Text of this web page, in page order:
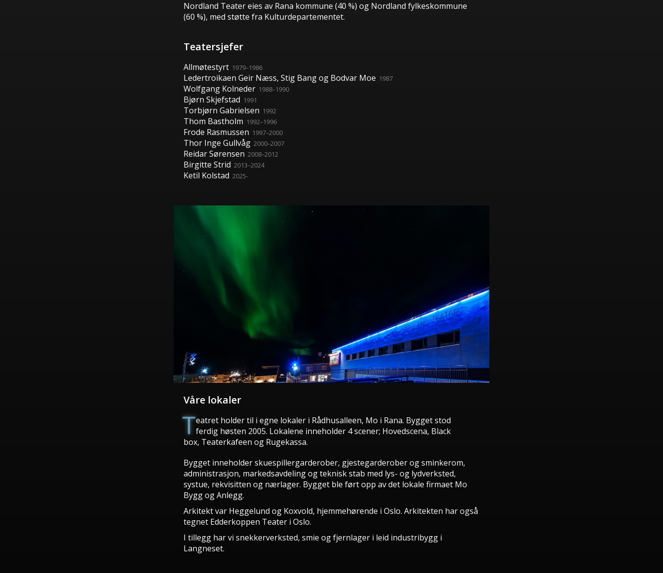
Nordland Teater eies av Rana kommune (40 %) og Nordland fylkeskommune
(60 %), med støtte fra Kulturdepartementet.
Teatersjefer
Allmøtestyrt 1979–1986
Ledertroikaen Geir Næss, Stig Bang og Bodvar Moe 1987
Wolfgang Kolneder 1988–1990
Bjørn Skjefstad 1991
Torbjørn Gabrielsen 1992
Thom Bastholm 1992–1996
Frode Rasmussen 1997–2000
Thor Inge Gullvåg 2000–2007
Reidar Sørensen 2008–2012
Birgitte Strid 2013–2024
Ketil Kolstad 2025-
Våre lokaler
Teatret holder til i egne lokaler i Rådhusalleen, Mo i Rana. Bygget stod
ferdig høsten 2005. Lokalene inneholder 4 scener; Hovedscena, Black
box, Teaterkafeen og Rugekassa.
Bygget inneholder skuespillergarderober, gjestegarderober og sminkerom,
administrasjon, markedsavdeling og teknisk stab med lys- og lydverksted,
systue, rekvisitten og nærlager. Bygget ble ført opp av det lokale firmaet Mo
Bygg og Anlegg.
Arkitekt var Heggelund og Koxvold, hjemmehørende i Oslo. Arkitekten har også
tegnet Edderkoppen Teater i Oslo.
I tillegg har vi snekkerverksted, smie og fjernlager i leid industribygg i
Langneset.